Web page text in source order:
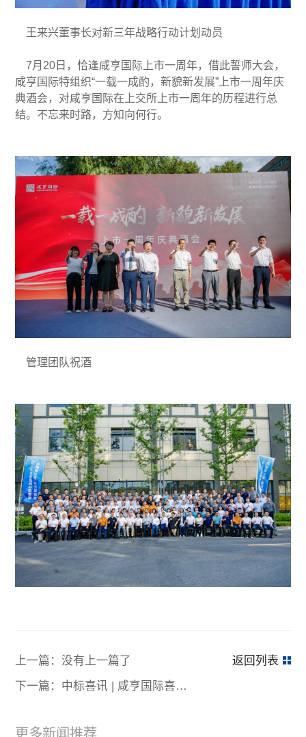
王来兴董事长对新三年战略行动计划动员
7月20日，恰逢咸亨国际上市一周年，借此誓师大会，
咸亨国际特组织“一载一成酌，新貌新发展”上市一周年庆
典酒会，对咸亨国际在上交所上市一周年的历程进行总
结。不忘来时路，方知向何行。
管理团队祝酒
上一篇：没有上一篇了
返回列表
下一篇：中标喜讯 | 咸亨国际喜中国家电网一级电商项目
更多新闻推荐